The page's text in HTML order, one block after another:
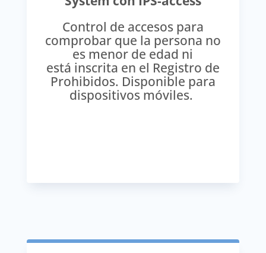
Control de accesos para
comprobar que la persona no
es menor de edad ni
está inscrita en el Registro de
Prohibidos. Disponible para
dispositivos móviles.